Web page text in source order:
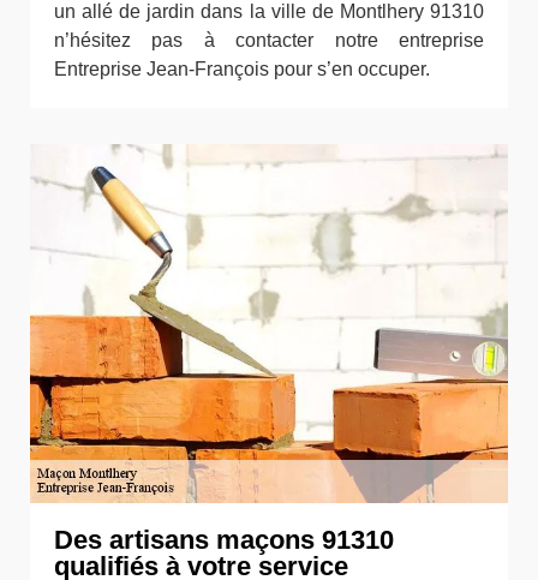
un allé de jardin dans la ville de Montlhery 91310
n’hésitez pas à contacter notre entreprise
Entreprise Jean-François pour s’en occuper.
Des artisans maçons 91310
qualifiés à votre service